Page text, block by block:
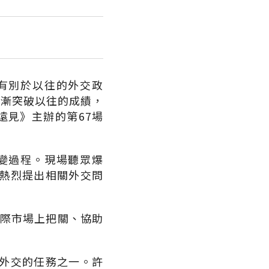
別於以往的外交政
突破以往的成績，
見》主辦的第67場
過程。現場聽眾爆
烈提出相關外交問
市場上把關、協助
交的任務之一。許